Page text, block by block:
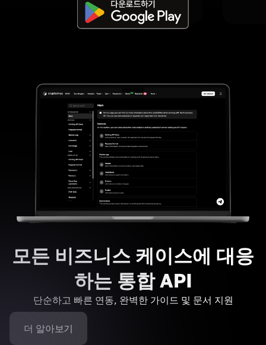
모든 비즈니스 케이스에 대응
하는 통합 API
단순하고 빠른 연동, 완벽한 가이드 및 문서 지원
더 알아보기